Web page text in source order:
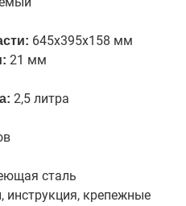
645х395х158 мм
21 мм
2,5 литра
сталь
инструкция, крепежные